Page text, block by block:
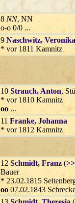
8 NN, NN
o-o 0/0 ...
9 Naschwitz, Veronika
* vor 1811 Kamnitz
10 Strauch, Anton,
* vor 1810 Kamnitz
oo ...
11 Franke, Johanna
* vor 1812 Kamnitz
12 Schmidt, Franz (>>
Bauer
* 23.02.1815
oo 07.02.1843